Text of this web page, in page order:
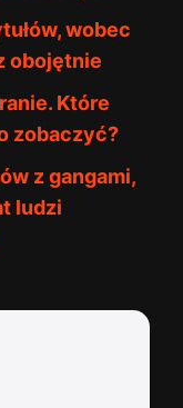
wobec
obojętnie
Które
zobaczyć?
z gangami,
ludzi